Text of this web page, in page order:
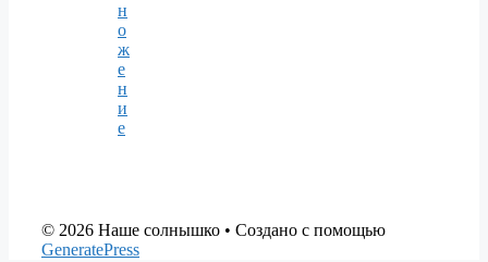
н
о
ж
е
н
и
е
© 2026 Наше солнышко • Создано с помощью
GeneratePress